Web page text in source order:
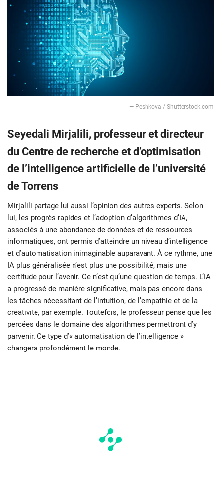
— Peshkova / Shutterstock.com
Seyedali Mirjalili, professeur et directeur
du Centre de recherche et d’optimisation
de l’intelligence artificielle de l’université
de Torrens
Mirjalili partage lui aussi l’opinion des autres experts. Selon
lui, les progrès rapides et l’adoption d’algorithmes d’IA,
associés à une abondance de données et de ressources
informatiques, ont permis d’atteindre un niveau d’intelligence
et d’automatisation inimaginable auparavant. À ce rythme, une
IA plus généralisée n’est plus une possibilité, mais une
certitude pour l’avenir. Ce n’est qu’une question de temps. L’IA
a progressé de manière significative, mais pas encore dans
les tâches nécessitant de l’intuition, de l’empathie et de la
créativité, par exemple. Toutefois, le professeur pense que les
percées dans le domaine des algorithmes permettront d’y
parvenir. Ce type d’« automatisation de l’intelligence »
changera profondément le monde.